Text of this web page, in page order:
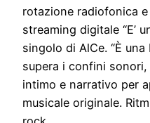
rotazione radiofonica
streaming digitale “E’
singolo di AlCe. “È
supera i confini
intimo e narrativo per
musicale originale.